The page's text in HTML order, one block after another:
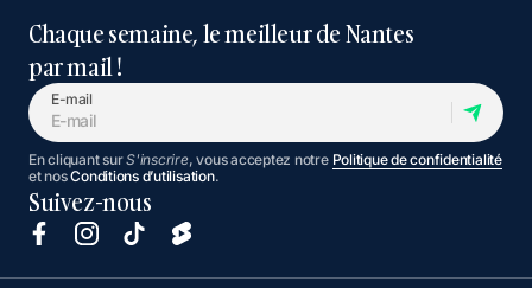
Chaque semaine, le meilleur de Nantes
par mail !
E-mail
En cliquant surS'inscrire, vous acceptez notre Politique de confidentialité
et nosConditions d’utilisation.
Suivez-nous